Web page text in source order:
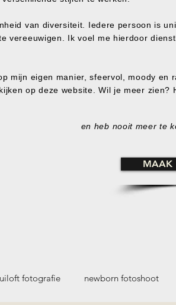
van diversiteit. Iedere persoon is
vereeuwigen. Ik voel me hierdoor
mijn eigen manier, sfeervol, moody
op deze website. Wil je meer
en heb nooit meer te
MAAK
fotografie newborn fotoshoot